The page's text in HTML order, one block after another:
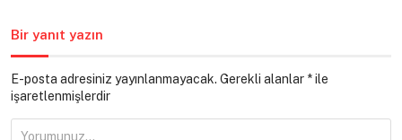
Bir yanıt yazın
E-posta adresiniz yayınlanmayacak. Gerekli alanlar *ile
işaretlenmişlerdir